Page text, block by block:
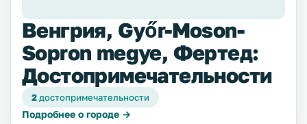
Венгрия, Győr-Moson-
Sopron megye, Фертед:
Достопримечательности
2достопримечательности
Подробнее о городе →